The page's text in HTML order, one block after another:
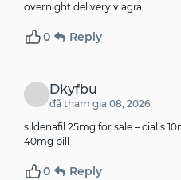
overnight delivery viagra
0 Reply
Dkyfbu
đã tham gia 08, 2026
sildenafil 25mg for sale – cialis
40mg pill
0 Reply